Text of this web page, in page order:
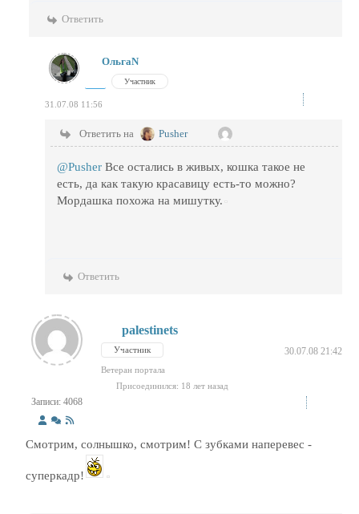
Ответить
ОльгаN
Участник
31.07.08 11:56
Ответить на Pusher
@Pusher Все остались в живых, кошка такое не
есть, да как такую красавицу есть-то можно?
Мордашка похожа на мишутку.
Ответить
Записи: 4068
palestinets
Участник 30.07.08 21:42
Ветеран портала
Присоединился: 18 лет назад
Смотрим, солнышко, смотрим! С зубками наперевес -
суперкадр!